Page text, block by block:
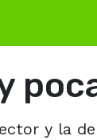
y la